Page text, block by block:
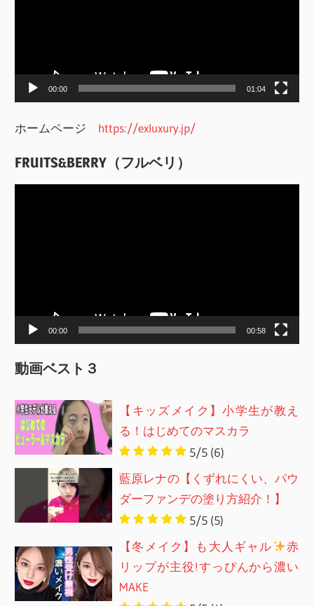
ー
00:00 01:04
ホームページ https://exluxury.jp/
FRUITS&BERRY（フルベリ）
ー
00:00 00:58
動画ベスト３
【キッズメイク】小学生が教え
る！はじめてのマスカラ
5/5 (6)
藍原レナの【くずれにくい、パウ
ダーファンデの塗り方紹介！】
5/5 (5)
【冬メイク】も大人ギャル
赤
リップが主役!すっぴんから濃い
MAKE